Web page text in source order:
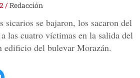
/Redacción
sicarios se bajaron, los sacaron del
las cuatro víctimas en la salida del
edificio del bulevar Morazán.